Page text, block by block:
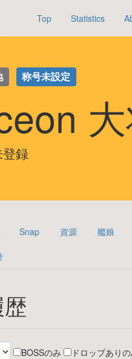
Top Statistics
称号未設定
録
Snap 資源 艦娘
BOSSのみ
ドロップあり